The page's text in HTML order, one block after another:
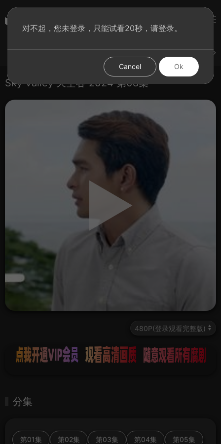
Sky Valley 天空谷 2024 第08集
分集
第01集 第02集 第03集 第04集 第05集
对不起，您未登录，只能试看20秒，请登录。
Cancel Ok